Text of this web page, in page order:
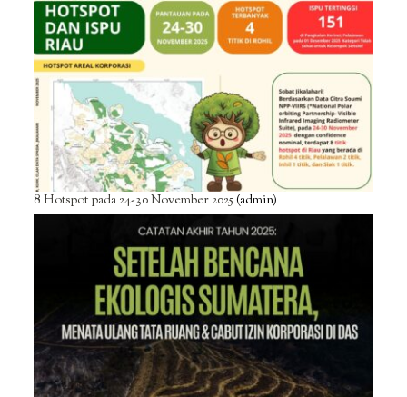
8 Hotspot pada 24-30 November 2025(admin)